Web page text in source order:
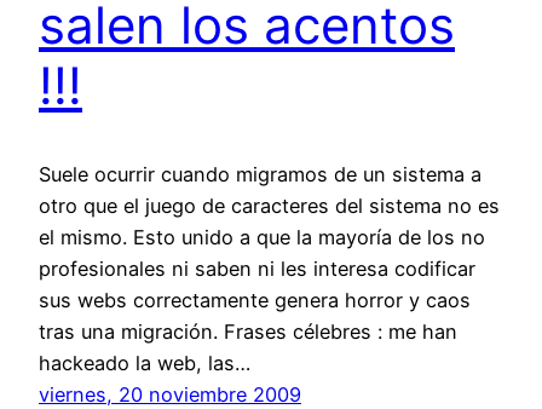
salen los acentos
!!!
Suele ocurrir cuando migramos de un sistema a
otro que el juego de caracteres del sistema no es
el mismo. Esto unido a que la mayoría de los no
profesionales ni saben ni les interesa codificar
sus webs correctamente genera horror y caos
tras una migración. Frases célebres : me han
hackeado la web, las…
viernes, 20 noviembre 2009